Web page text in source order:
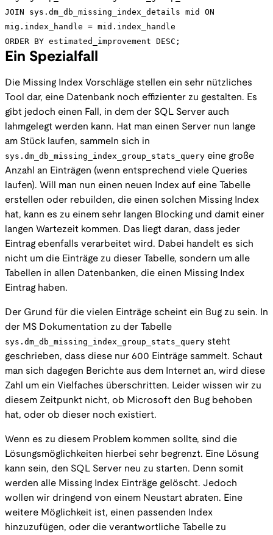
JOIN sys.dm_db_missing_index_details mid ON
mig.index_handle = mid.index_handle
ORDER BY estimated_improvement DESC;
Ein Spezialfall
Die Missing Index Vorschläge stellen ein sehr nützliches
Tool dar, eine Datenbank noch effizienter zu gestalten. Es
gibt jedoch einen Fall, in dem der SQL Server auch
lahmgelegt werden kann. Hat man einen Server nun lange
am Stück laufen, sammeln sich in
sys.dm_db_missing_index_group_stats_query eine große
Anzahl an Einträgen (wenn entsprechend viele Queries
laufen). Will man nun einen neuen Index auf eine Tabelle
erstellen oder rebuilden, die einen solchen Missing Index
hat, kann es zu einem sehr langen Blocking und damit einer
langen Wartezeit kommen. Das liegt daran, dass jeder
Eintrag ebenfalls verarbeitet wird. Dabei handelt es sich
nicht um die Einträge zu dieser Tabelle, sondern um alle
Tabellen in allen Datenbanken, die einen Missing Index
Eintrag haben.
Der Grund für die vielen Einträge scheint ein Bug zu sein. In
der MS Dokumentation zu der Tabelle
sys.dm_db_missing_index_group_stats_query steht
geschrieben, dass diese nur 600 Einträge sammelt. Schaut
man sich dagegen Berichte aus dem Internet an, wird diese
Zahl um ein Vielfaches überschritten. Leider wissen wir zu
diesem Zeitpunkt nicht, ob Microsoft den Bug behoben
hat, oder ob dieser noch existiert.
Wenn es zu diesem Problem kommen sollte, sind die
Lösungsmöglichkeiten hierbei sehr begrenzt. Eine Lösung
kann sein, den SQL Server neu zu starten. Denn somit
werden alle Missing Index Einträge gelöscht. Jedoch
wollen wir dringend von einem Neustart abraten. Eine
weitere Möglichkeit ist, einen passenden Index
hinzuzufügen, oder die verantwortliche Tabelle zu